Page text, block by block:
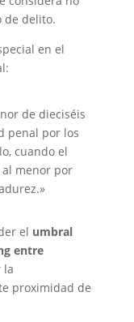
de delito.
en el
de dieciséis
penal por los
cuando el
menor por
el umbral
entre
la
proximidad de